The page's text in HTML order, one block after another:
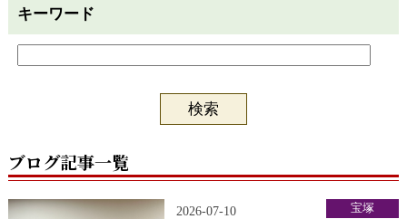
キーワード
ブログ記事一覧
2026-07-10 宝塚